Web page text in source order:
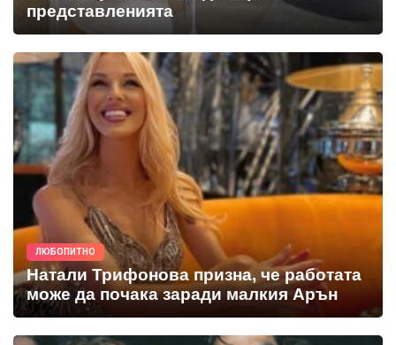
представленията
ЛЮБОПИТНО
Натали Трифонова призна, че работата
може да почака заради малкия Арън